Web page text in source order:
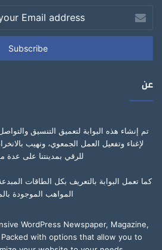
Enter
your
Email
عن
تم إنشاء هذه البوابة لتعميق التنسيق
لإغناء وتفعيل العمل الجمعوي، ونهيب
للرقي بمدينتنا على عدة
كما تعمل البوابة بالتعريف بكل الطاقات
المواهب الموجودة
WordPress Newspaper, Magazine,
with options that allow you to